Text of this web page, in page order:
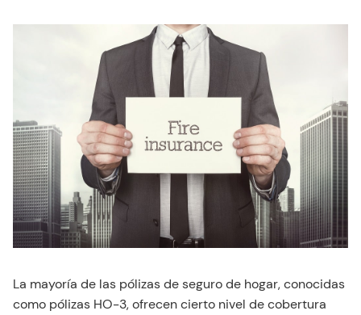
La mayoría de las pólizas de seguro de hogar, conocidas
como pólizas HO-3, ofrecen cierto nivel de cobertura